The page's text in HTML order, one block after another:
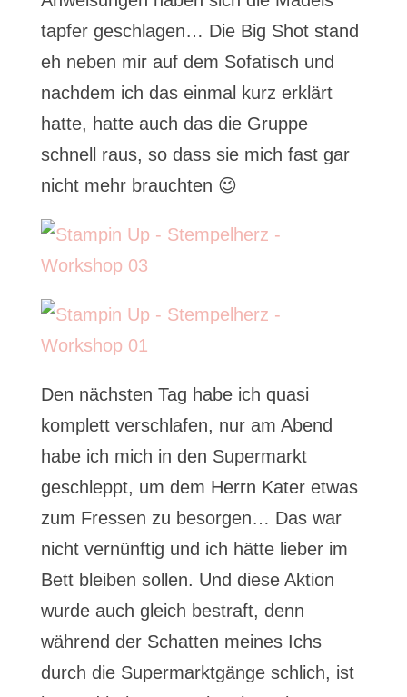
tapfer geschlagen… Die Big Shot stand
eh neben mir auf dem Sofatisch und
nachdem ich das einmal kurz erklärt
hatte, hatte auch das die Gruppe
schnell raus, so dass sie mich fast gar
nicht mehr brauchten 😉
Den nächsten Tag habe ich quasi
komplett verschlafen, nur am Abend
habe ich mich in den Supermarkt
geschleppt, um dem Herrn Kater etwas
zum Fressen zu besorgen… Das war
nicht vernünftig und ich hätte lieber im
Bett bleiben sollen. Und diese Aktion
wurde auch gleich bestraft, denn
während der Schatten meines Ichs
durch die Supermarktgänge schlich, ist